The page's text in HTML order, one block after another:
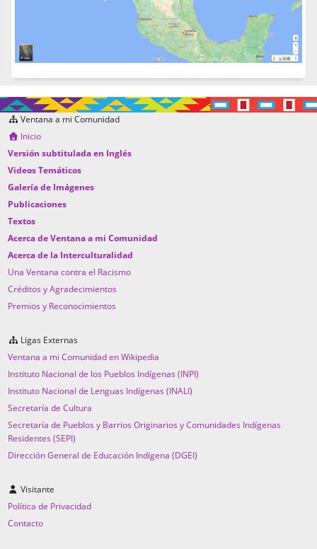
Ventana a mi Comunidad
Inicio
Versión subtitulada en Inglés
Videos Temáticos
Galería de Imágenes
Publicaciones
Textos
Acerca de Ventana a mi Comunidad
Acerca de la Interculturalidad
Una Ventana contra el Racismo
Créditos y Agradecimientos
Premios y Reconocimientos
Ligas Externas
Ventana a mi Comunidad en Wikipedia
Instituto Nacional de los Pueblos Indígenas (INPI)
Instituto Nacional de Lenguas Indígenas (INALI)
Secretaría de Cultura
Secretaría de Pueblos y Barrios Originarios y Comunidades Indígenas
Residentes (SEPI)
Dirección General de Educación Indígena (DGEI)
Visitante
Política de Privacidad
Contacto